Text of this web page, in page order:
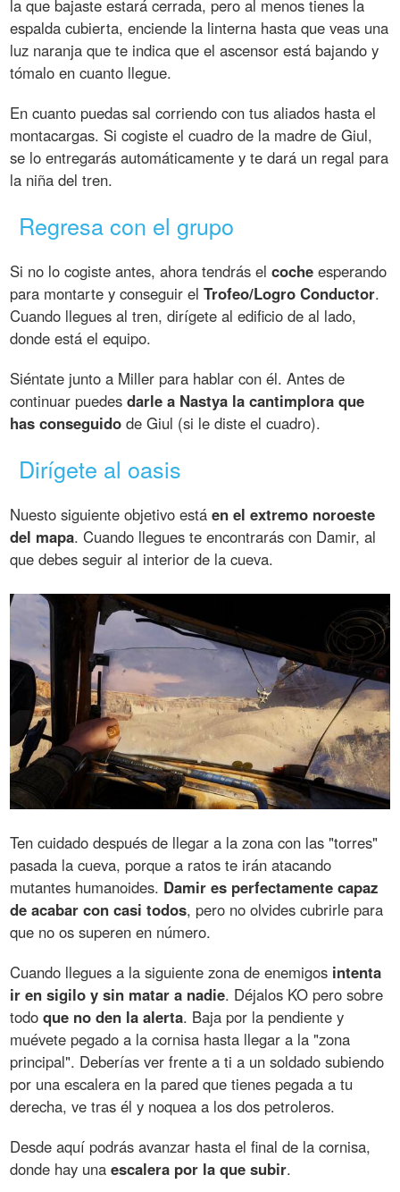
la que bajaste estará cerrada, pero al menos tienes la
espalda cubierta, enciende la linterna hasta que veas una
luz naranja que te indica que el ascensor está bajando y
tómalo en cuanto llegue.
En cuanto puedas sal corriendo con tus aliados hasta el
montacargas. Si cogiste el cuadro de la madre de Giul,
se lo entregarás automáticamente y te dará un regal para
la niña del tren.
Regresa con el grupo
Si no lo cogiste antes, ahora tendrás elcoche esperando
para montarte y conseguir elTrofeo/Logro Conductor.
Cuando llegues al tren, dirígete al edificio de al lado,
donde está el equipo.
Siéntate junto a Miller para hablar con él. Antes de
continuar puedesdarle a Nastya la cantimplora que
has conseguido de Giul (si le diste el cuadro).
Dirígete al oasis
Nuesto siguiente objetivo estáen el extremo noroeste
del mapa. Cuando llegues te encontrarás con Damir, al
que debes seguir al interior de la cueva.
Ten cuidado después de llegar a la zona con las "torres"
pasada la cueva, porque a ratos te irán atacando
mutantes humanoides. Damir es perfectamente capaz
de acabar con casi todos, pero no olvides cubrirle para
que no os superen en número.
Cuando llegues a la siguiente zona de enemigos intenta
ir en sigilo y sin matar a nadie. Déjalos KO pero sobre
todoque no den la alerta. Baja por la pendiente y
muévete pegado a la cornisa hasta llegar a la "zona
principal". Deberías ver frente a ti a un soldado subiendo
por una escalera en la pared que tienes pegada a tu
derecha, ve tras él y noquea a los dos petroleros.
Desde aquí podrás avanzar hasta el final de la cornisa,
donde hay unaescalera por la que subir.